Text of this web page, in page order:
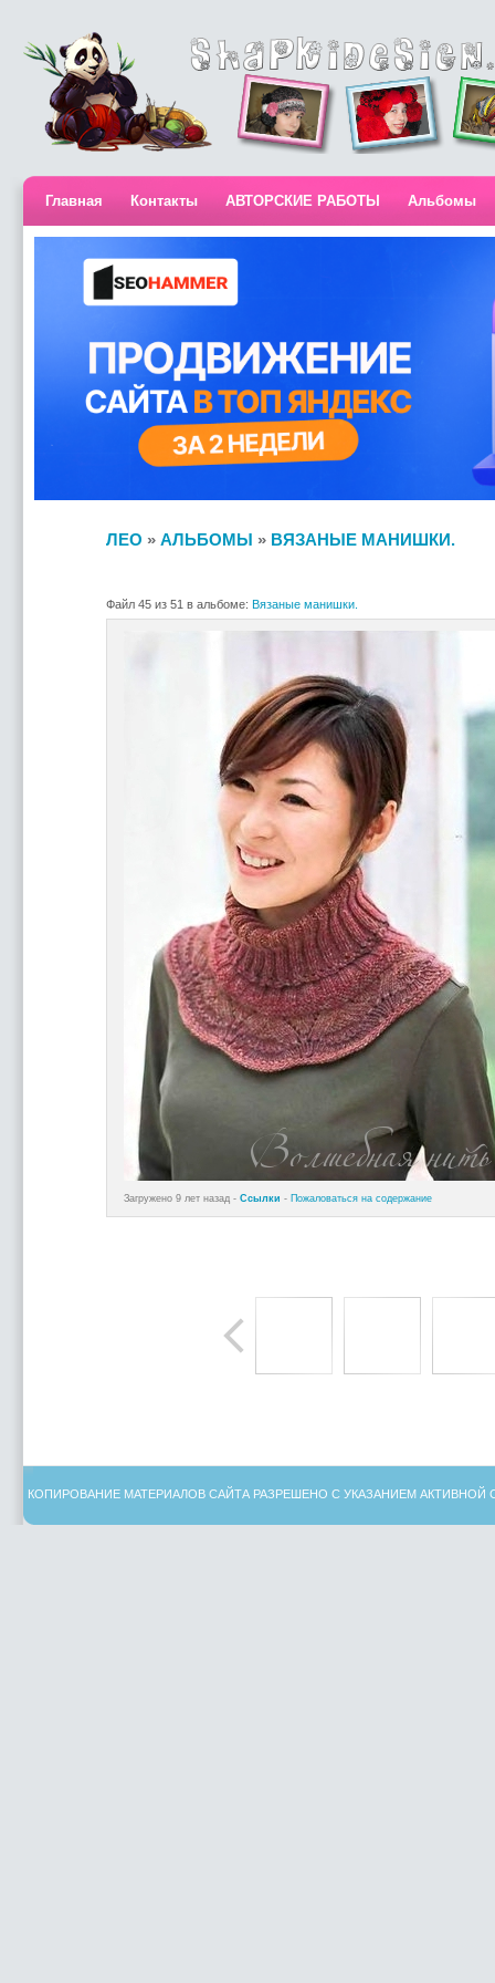
Главная Контакты АВТОРСКИЕ РАБОТЫ Альбомы
ЛЕО » АЛЬБОМЫ » ВЯЗАНЫЕ МАНИШКИ.
Файл 45 из 51 в альбоме: Вязаные манишки.
Загружено 9 лет назад - Ссылки - Пожаловаться на содержание
КОПИРОВАНИЕ МАТЕРИАЛОВ САЙТА РАЗРЕШЕНО С УКАЗАНИЕМ АКТИВНОЙ